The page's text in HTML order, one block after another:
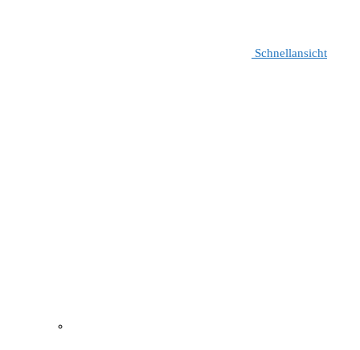
Schnellansicht